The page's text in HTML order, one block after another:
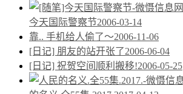
今天国际警察节2006-03-14
靠.. 手机给人偷了～2006-11-06
[日记] 朋友的站开张了2006-06-04
[日记] 祝贺空间顺利搬移!2006-05-25